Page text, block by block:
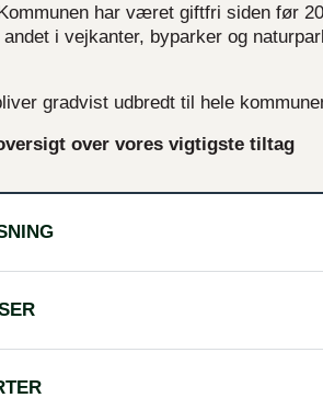
har været giftfri siden før
i vejkanter, byparker og
gradvist udbredt til hele
over vores vigtigste tiltag